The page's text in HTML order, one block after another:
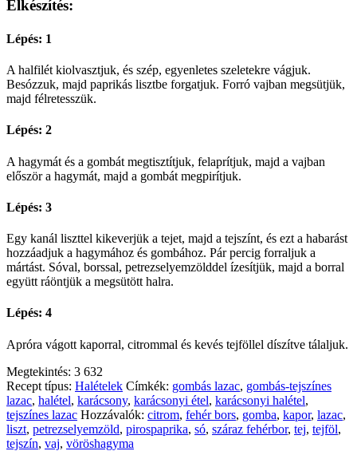
Elkészítés:
Lépés: 1
A halfilét kiolvasztjuk, és szép, egyenletes szeletekre vágjuk.
Besózzuk, majd paprikás lisztbe forgatjuk. Forró vajban megsütjük,
majd félretesszük.
Lépés: 2
A hagymát és a gombát megtisztítjuk, felaprítjuk, majd a vajban
először a hagymát, majd a gombát megpirítjuk.
Lépés: 3
Egy kanál liszttel kikeverjük a tejet, majd a tejszínt, és ezt a habarást
hozzáadjuk a hagymához és gombához. Pár percig forraljuk a
mártást. Sóval, borssal, petrezselyemzölddel ízesítjük, majd a borral
együtt ráöntjük a megsütött halra.
Lépés: 4
Apróra vágott kaporral, citrommal és kevés tejföllel díszítve tálaljuk.
Megtekintés: 3 632
Recept típus: Halételek Címkék: gombás lazac, gombás-tejszínes
lazac, halétel, karácsony, karácsonyi étel, karácsonyi halétel,
tejszínes lazac Hozzávalók: citrom, fehér bors, gomba, kapor, lazac,
liszt, petrezselyemzöld, pirospaprika, só, száraz fehérbor, tej, tejföl,
tejszín, vaj, vöröshagyma